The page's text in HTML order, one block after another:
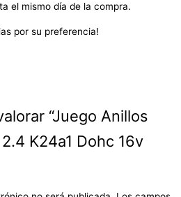
el mismo día de la compra.
por su preferencia!
“Juego Anillos
K24a1 Dohc 16v